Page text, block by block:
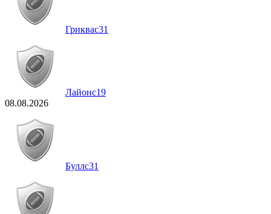
Гриквас31
Лайонс19
08.08.2026
Буллс31